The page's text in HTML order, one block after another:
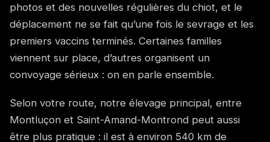
photos et des nouvelles régulières du chiot, et le
déplacement ne se fait qu’une fois le sevrage et les
premiers vaccins terminés. Certaines familles
viennent sur place, d’autres organisent un
convoyage sérieux : on en parle ensemble.
Selon votre route, notre élevage principal, entre
Montluçon et Saint-Amand-Montrond peut aussi
être plus pratique : il est à environ 540 km de